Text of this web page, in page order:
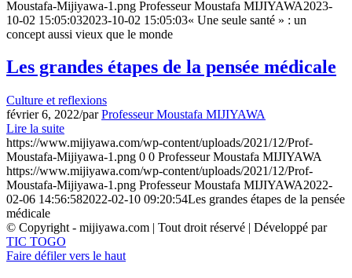
Moustafa-Mijiyawa-1.png Professeur Moustafa MIJIYAWA2023-
10-02 15:05:032023-10-02 15:05:03« Une seule santé » : un
concept aussi vieux que le monde
Les grandes étapes de la pensée médicale
Culture et reflexions
février 6, 2022/parProfesseur Moustafa MIJIYAWA
Lire la suite
https://www.mijiyawa.com/wp-content/uploads/2021/12/Prof-
Moustafa-Mijiyawa-1.png 0 0 Professeur Moustafa MIJIYAWA
https://www.mijiyawa.com/wp-content/uploads/2021/12/Prof-
Moustafa-Mijiyawa-1.png Professeur Moustafa MIJIYAWA2022-
02-06 14:56:582022-02-10 09:20:54Les grandes étapes de la pensée
médicale
© Copyright - mijiyawa.com | Tout droit réservé | Développé par
TIC TOGO
Faire défiler vers le haut